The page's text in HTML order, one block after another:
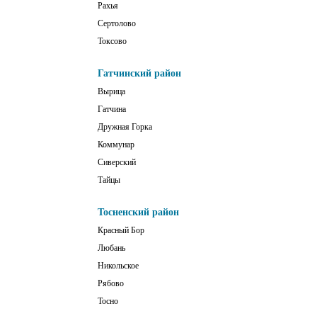
Рахья
Сертолово
Токсово
Гатчинский район
Вырица
Гатчина
Дружная Горка
Коммунар
Сиверский
Тайцы
Тосненский район
Красный Бор
Любань
Никольское
Рябово
Тосно